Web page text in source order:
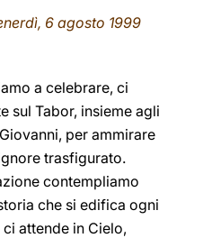
6 agosto 1999
a celebrare, ci
sul Tabor, insieme agli
per ammirare
trasfigurato.
contempliamo
che si edifica ogni
attende in Cielo,